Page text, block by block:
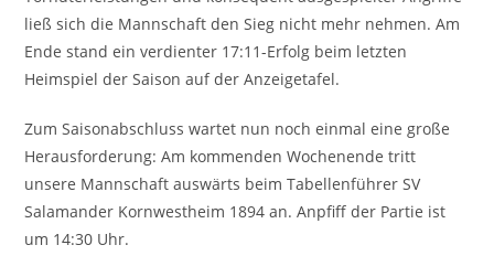
ließ sich die Mannschaft den Sieg nicht mehr nehmen. Am
Ende stand ein verdienter 17:11-Erfolg beim letzten
Heimspiel der Saison auf der Anzeigetafel.
Zum Saisonabschluss wartet nun noch einmal eine große
Herausforderung: Am kommenden Wochenende tritt
unsere Mannschaft auswärts beim Tabellenführer SV
Salamander Kornwestheim 1894 an. Anpfiff der Partie ist
um 14:30 Uhr.